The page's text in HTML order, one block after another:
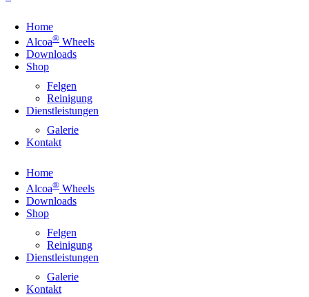
Home
Alcoa® Wheels
Downloads
Shop
Felgen
Reinigung
Dienstleistungen
Galerie
Kontakt
Home
Alcoa® Wheels
Downloads
Shop
Felgen
Reinigung
Dienstleistungen
Galerie
Kontakt